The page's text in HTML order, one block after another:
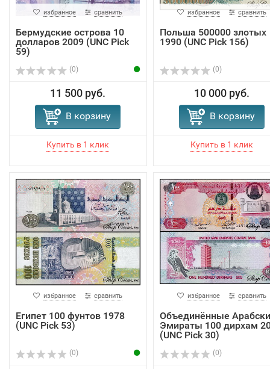
избранное сравнить
Бермудские острова 10
долларов 2009 (UNC Pick
59)
(0)
11 500 руб.
В корзину
избранное сравнить
Польша 500000 злотых
1990 (UNC Pick 156)
(0)
10 000 руб.
В корзину
избранное сравнить
Египет 100 фунтов 1978
(UNC Pick 53)
(0)
избранное сравнить
Объединённые
Эмираты 100 дирхам
(UNC Pick 30)
(0)